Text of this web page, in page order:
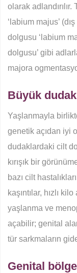
olarak
‘labium majus’
dolgusu ‘labium
dolgusu’ gibi
majora
Büyük
Yaşlanmayla
genetik açıdan iyi
dudaklardaki cilt
kırışık bir
bazı cilt
kaşıntılar, hızlı
yaşlanma ve
açabilir; genital
tür sarkmaların
Genital